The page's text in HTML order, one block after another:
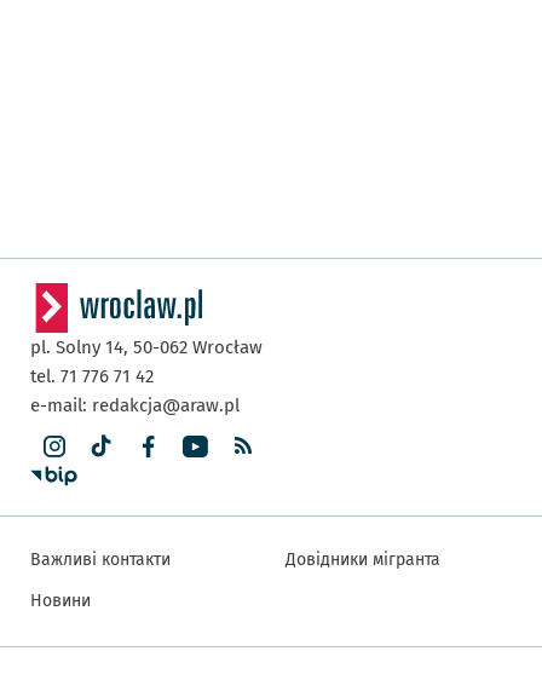
pl. Solny 14, 50-062 Wrocław
tel. 71 776 71 42
e-mail: redakcja@araw.pl
Важливі контакти
Новини
Довідники мігранта